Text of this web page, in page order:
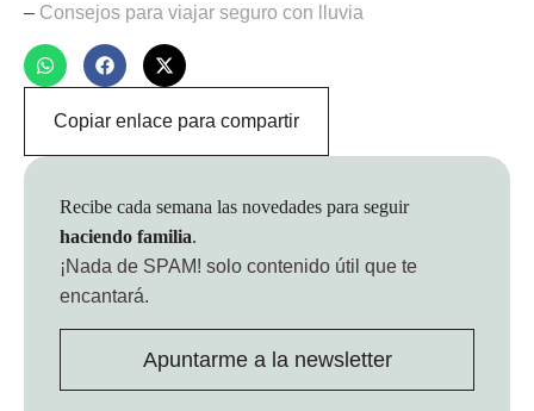
– Consejos para viajar seguro con lluvia
Copiar enlace para compartir
Recibe cada semana las novedades para seguir
haciendo familia.
¡Nada de SPAM! solo contenido útil que te
encantará.
Apuntarme a la newsletter